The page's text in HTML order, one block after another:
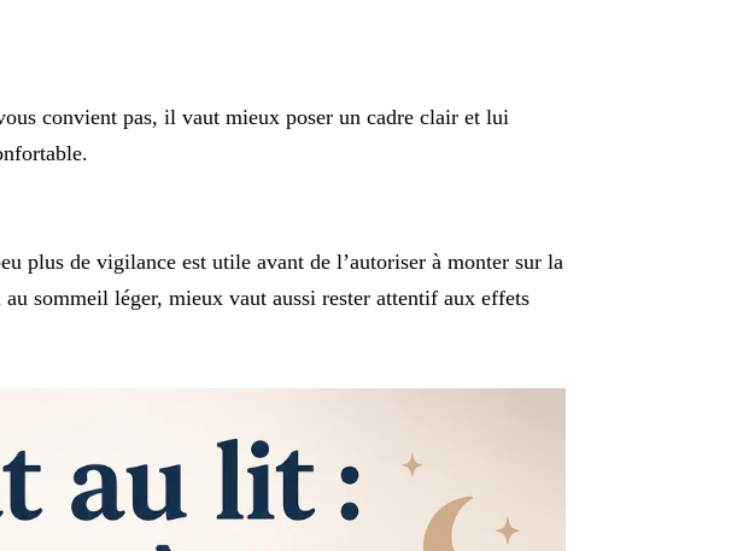
convient pas, il vaut mieux poser un cadre clair et lui
plus de vigilance est utile avant de l’autoriser à monter sur la
sommeil léger, mieux vaut aussi rester attentif aux effets